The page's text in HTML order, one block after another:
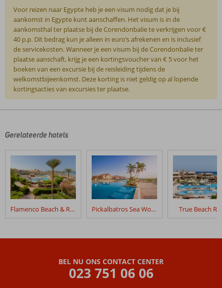
Voor reizen naar Egypte heb je een visum nodig dat je bij
aankomst in Egypte kunt aanschaffen. Het visum is in de
aankomsthal ter plaatse bij de Corendonbalie te verkrijgen voor €
40 p.p. Dit bedrag kun je alleen in euro’s afrekenen en is inclusief
de servicekosten. Wanneer je een visum bij de Corendonbalie ter
plaatse aanschaft, krijg je een kortingsvoucher van € 5 voor het
boeken van een excursie bij de reisleiding tijdens de
welkomstbijeenkomst. Deze korting is niet geldig op al lopende
kortingsacties van excursies ter plaatse.
door
klanten
na
hun
verblijf
Elphistone
Gerelateerde hotels
Flamenco Beach & Resort Pickalbatros Sea World Resort True Beach
BEL NU ONS CONTACT CENTER
023 751 06 06